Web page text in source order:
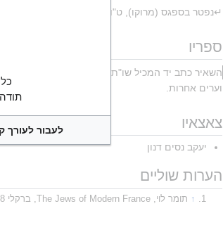
↵נפטר בספגס (מרוקו), ט"ו בשבט תר"ץ (1930).
ספריו
השאיר כתב יד המכיל שו"ת והערות על
וערים אחרות.
צאצאיו
יעקב נסים דנון
הערות שוליים
תומר לוי, The Jews of Modern France, ברקלי 1998, עמ' 96-99
לעבור לעורך